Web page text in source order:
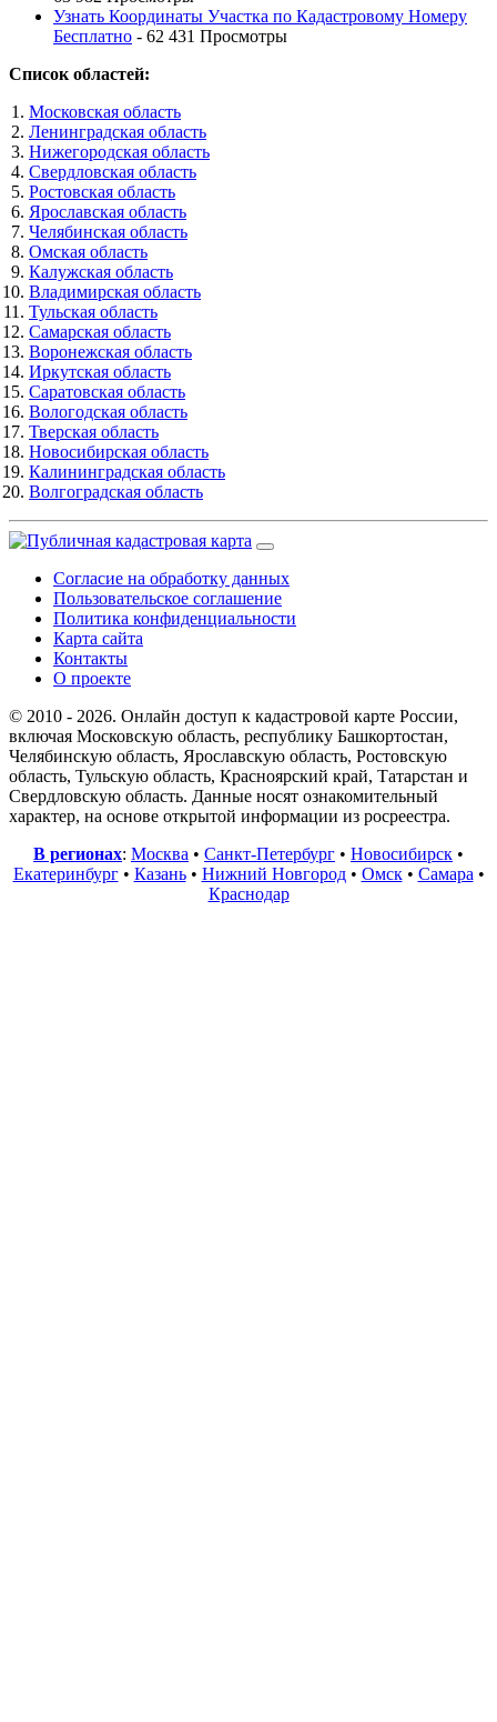
Узнать Координаты Участка по Кадастровому Номеру
Бесплатно - 62 431 Просмотры
Список областей:
Московская область
Ленинградская область
Нижегородская область
Свердловская область
Ростовская область
Ярославская область
Челябинская область
Омская область
Калужская область
Владимирская область
Тульская область
Самарская область
Воронежская область
Иркутская область
Саратовская область
Вологодская область
Тверская область
Новосибирская область
Калининградская область
Волгоградская область
Согласие на обработку данных
Пользовательское соглашение
Политика конфиденциальности
Карта сайта
Контакты
О проекте
© 2010 - 2026. Онлайн доступ к кадастровой карте России,
включая Московскую область, республику Башкортостан,
Челябинскую область, Ярославскую область, Ростовскую
область, Тульскую область, Красноярский край, Татарстан и
Свердловскую область. Данные носят ознакомительный
характер, на основе открытой информации из росреестра.
В регионах: Москва • Санкт-Петербург • Новосибирск •
Екатеринбург• Казань• Нижний Новгород• Омск• Самара •
Краснодар